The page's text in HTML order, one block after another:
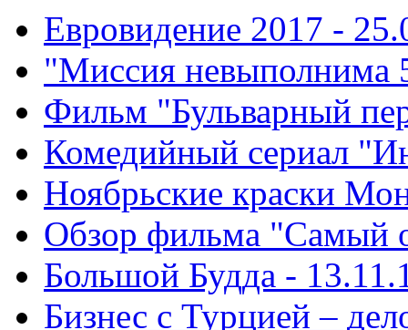
Евровидение 2017 -
"Миссия невыполнима
Фильм "Бульварный
Комедийный сериал
Ноябрьские краски
Обзор фильма "Самый
Большой Будда -
Бизнес с Турцией –